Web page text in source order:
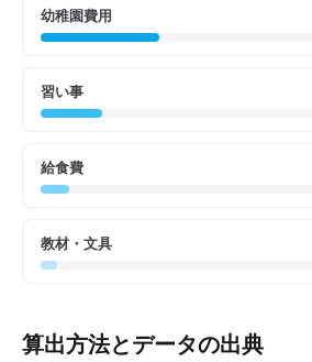
幼稚園費用
習い事
給食費
教材・文具
算出方法とデータの出典